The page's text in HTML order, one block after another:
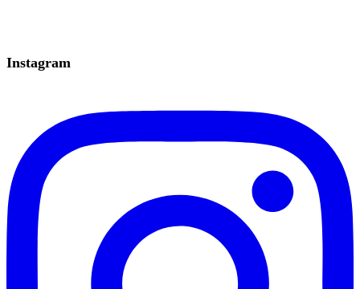
Instagram